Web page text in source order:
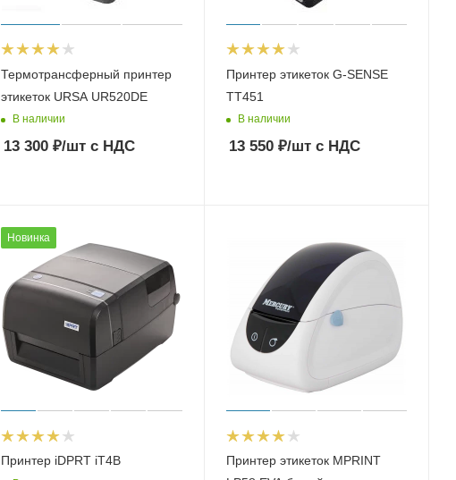
Термотрансферный принтер
этикеток URSA UR520DE
В наличии
13 300 ₽/шт с НДС
Принтер этикеток G-SENSE
TT451
В наличии
13 550₽/штс НДС
Новинка
Принтер iDPRT iT4B
Принтер этикеток MPRINT